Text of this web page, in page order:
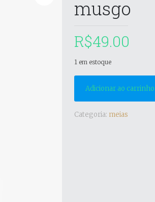
musgo
R$49.00
1 em estoque
Adicionar ao carrinho
Categoria: meias